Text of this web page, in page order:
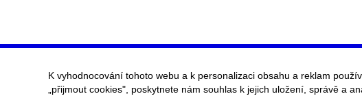
K vyhodnocování tohoto webu a k personalizaci obsahu a reklam
„přijmout cookies", poskytnete nám souhlas k jejich uložení, správě a